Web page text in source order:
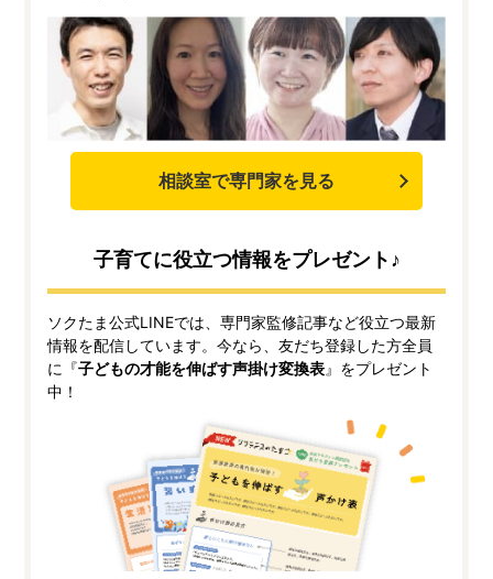
相談室で専門家を見る
子育てに役立つ情報をプレゼント♪
ソクたま公式LINEでは、専門家監修記事など役立つ最新
情報を配信しています。今なら、友だち登録した方全員
に『子どもの才能を伸ばす声掛け変換表』をプレゼント
中！